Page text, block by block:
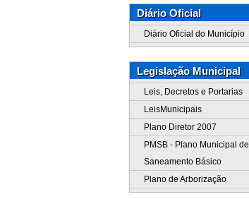
Diário Oficial
Diário Oficial do Município
Legislação Municipal
Leis, Decretos e Portarias
LeisMunicipais
Plano Diretor 2007
PMSB - Plano Municipal de
Saneamento Básico
Plano de Arborização